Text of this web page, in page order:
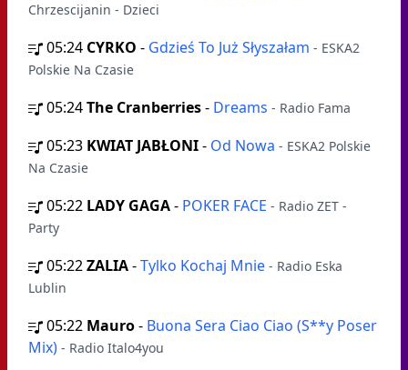
Chrzescijanin - Dzieci
05:24 CYRKO - Gdzieś To Już Słyszałam - ESKA2
Polskie Na Czasie
05:24The Cranberries- Dreams - Radio Fama
05:23 KWIAT JABŁONI- Od Nowa - ESKA2 Polskie
Na Czasie
05:22 LADY GAGA- POKER FACE - Radio ZET -
Party
05:22ZALIA-Tylko Kochaj Mnie - Radio Eska
Lublin
05:22 Mauro- Buona Sera Ciao Ciao (S**y Poser
Mix) - Radio Italo4you